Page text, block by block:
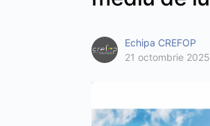
Echipa CREFOP
21 octombrie 2025